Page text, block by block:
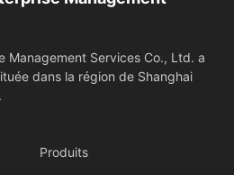
Management Services Co., Ltd. a
dans la région de Shanghai
Produits